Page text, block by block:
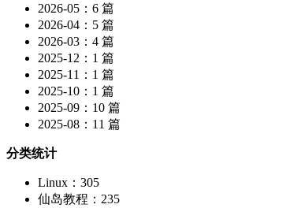
2026-05：6 篇
2026-04：5 篇
2026-03：4 篇
2025-12：1 篇
2025-11：1 篇
2025-10：1 篇
2025-09：10 篇
2025-08：11 篇
分类统计
Linux：305
仙岛教程：235